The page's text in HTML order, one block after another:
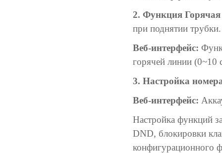
2. Функция
при поднятии трубки.
Веб-интерфейс:
горячей линии (0~10
3. Настройка
Веб-интерфейс:
Настройка функций
DND, блокировки
конфигурационного